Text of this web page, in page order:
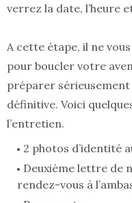
verrez la date, l’heure
A cette étape, il ne
pour boucler votre
préparer
définitive. Voici
l’entretien.
2 photos d’identité
Deuxième lettre de
rendez-vous à